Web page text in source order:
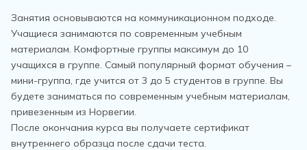
Занятия основываются на коммуникационном подходе.
Учащиеся занимаются по современным учебным
материалам. Комфортные группы максимум до 10
учащихся в группе. Самый популярный формат обучения –
мини-группа, где учится от 3 до 5 студентов в группе. Вы
будете заниматься по современным учебным материалам,
привезенным из Норвегии.
После окончания курса вы получаете сертификат
внутреннего образца после сдачи теста.